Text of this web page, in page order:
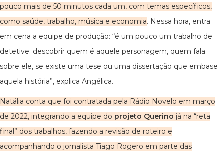
pouco mais de 50 minutos cada um, com temas específicos,
como saúde, trabalho, música e economia. Nessa hora, entra
em cena a equipe de produção: “é um pouco um trabalho de
detetive: descobrir quem é aquele personagem, quem fala
sobre ele, se existe uma tese ou uma dissertação que embase
aquela história”, explica Angélica.
Natália conta que foi contratada pela Rádio Novelo em março
de 2022, integrando a equipe do projeto Querino já na “reta
final” dos trabalhos, fazendo a revisão de roteiro e
acompanhando o jornalista Tiago Rogero em parte das